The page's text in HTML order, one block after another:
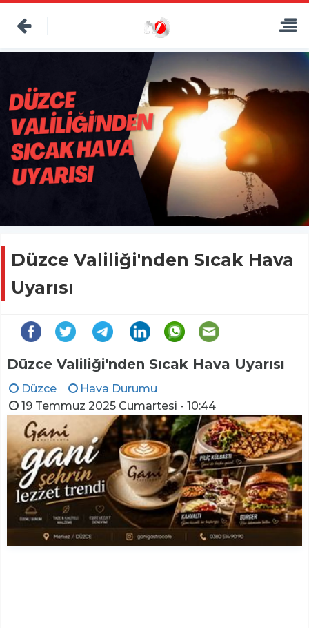
Düzce Valiliği'nden Sıcak Hava
Uyarısı
Düzce Valiliği'nden Sıcak Hava Uyarısı
Düzce
Hava Durumu
19 Temmuz 2025 Cumartesi - 10:44